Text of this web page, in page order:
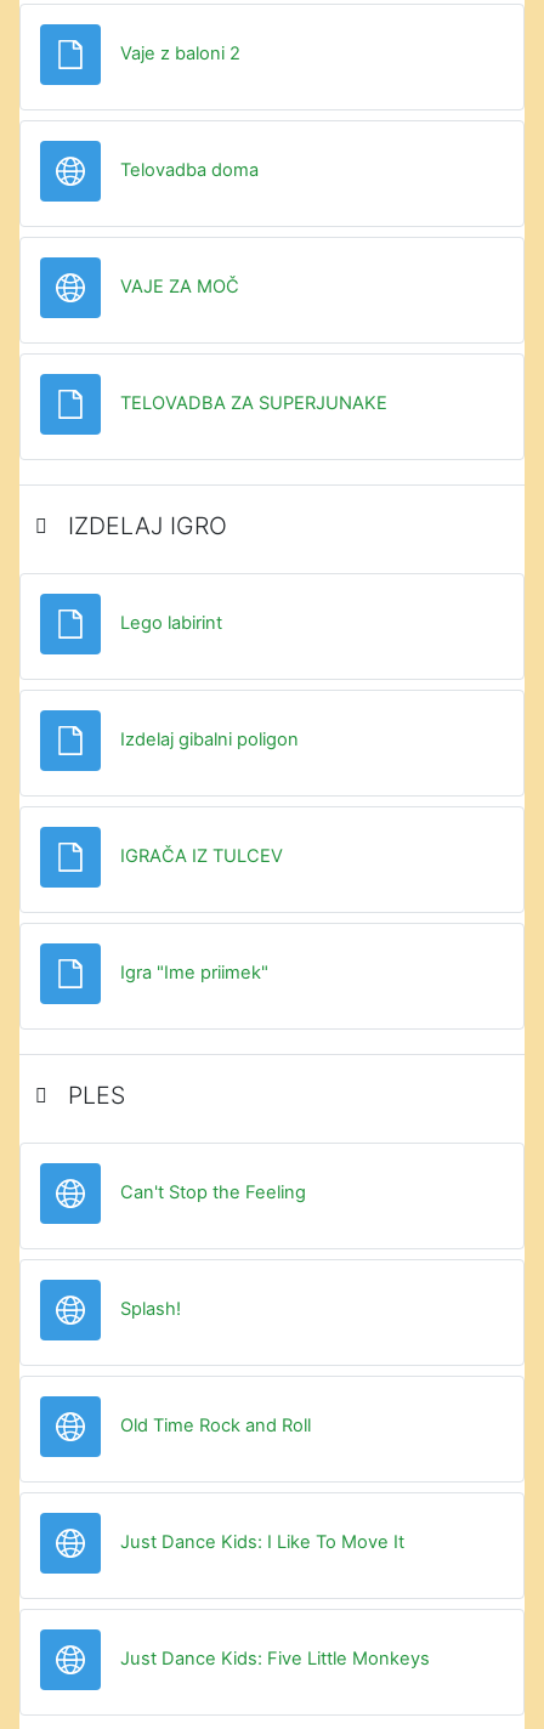
Vaje z baloni 2
Telovadba domaURL
VAJE ZA MOČ
TELOVADBA ZA SUPERJUNAKE
IZDELAJ IGRO
Lego labirintDatoteka
Izdelaj gibalni poligon
IGRAČA IZ TULCEVDatoteka
Igra "Ime priimek"
PLES
Can't Stop the Feeling
Splash!
Old Time Rock and RollURL
Just Dance Kids: I Like To Move ItURL
Just Dance Kids: Five Little Monkeys